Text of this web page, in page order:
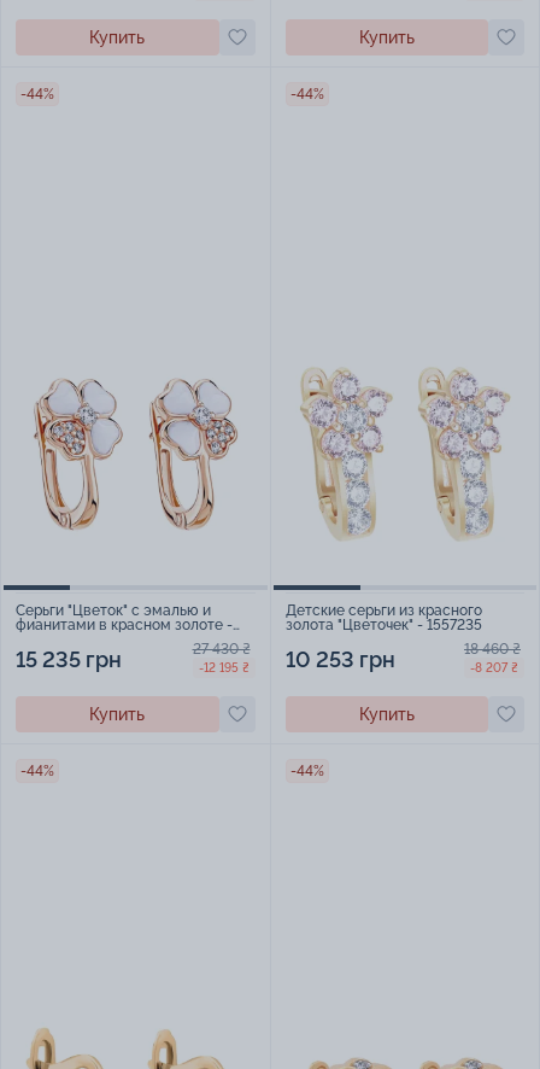
Купить Купить
-44%
Серьги "Цветок" с эмалью и
фианитами в красном золоте -
15 235 грн 27 430 ₴
-12 195 ₴
Купить
-44%
Детские серьги из красного
золота "Цветочек" - 1557235
10 253 грн 18 460 ₴
-8 207 ₴
Купить
-44% -44%